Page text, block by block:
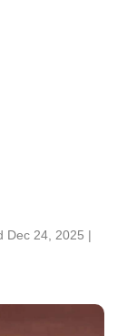
Dec 24, 2025 |